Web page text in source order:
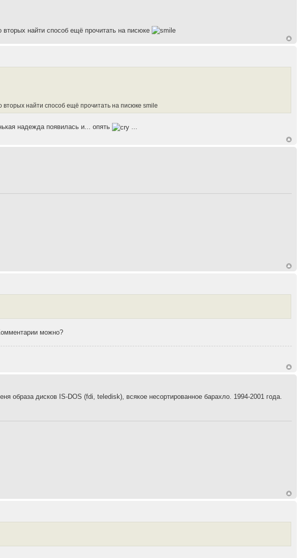
найти способ ещё прочитать на писюке
вторых найти способ ещё прочитать на писюке smile
надежда появилась и... опять ...
можно?
образа дисков IS-DOS (fdi, teledisk), всякое несортированное барахло. 1994-2001 года.